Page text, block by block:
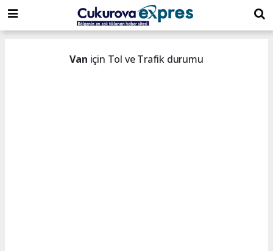
dini
chat
islami
chat
islami
sohbetler
Van için Tol ve Trafik durumu